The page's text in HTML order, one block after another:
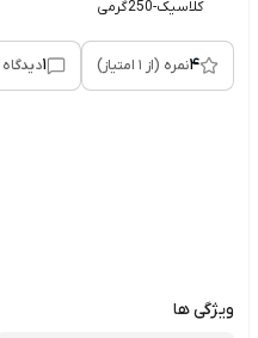
کلاسیک-250گرمی
4نمره (از 1 امتیاز) 1دیدگاه
ویژگی ها